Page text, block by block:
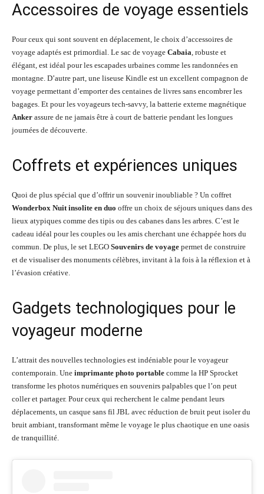
Accessoires de voyage essentiels
Pour ceux qui sont souvent en déplacement, le choix d’accessoires de
voyage adaptés est primordial. Le sac de voyage Cabaia, robuste et
élégant, est idéal pour les escapades urbaines comme les randonnées en
montagne. D’autre part, une liseuse Kindle est un excellent compagnon de
voyage permettant d’emporter des centaines de livres sans encombrer les
bagages. Et pour les voyageurs tech-savvy, la batterie externe magnétique
Anker assure de ne jamais être à court de batterie pendant les longues
journées de découverte.
Coffrets et expériences uniques
Quoi de plus spécial que d’offrir un souvenir inoubliable ? Un coffret
Wonderbox Nuit insolite en duo offre un choix de séjours uniques dans des
lieux atypiques comme des tipis ou des cabanes dans les arbres. C’est le
cadeau idéal pour les couples ou les amis cherchant une échappée hors du
commun. De plus, le set LEGO Souvenirs de voyage permet de construire
et de visualiser des monuments célèbres, invitant à la fois à la réflexion et à
l’évasion créative.
Gadgets technologiques pour le
voyageur moderne
L’attrait des nouvelles technologies est indéniable pour le voyageur
contemporain. Une imprimante photo portable comme la HP Sprocket
transforme les photos numériques en souvenirs palpables que l’on peut
coller et partager. Pour ceux qui recherchent le calme pendant leurs
déplacements, un casque sans fil JBL avec réduction de bruit peut isoler du
bruit ambiant, transformant même le voyage le plus chaotique en une oasis
de tranquillité.